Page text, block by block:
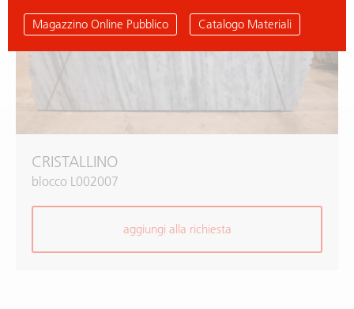
CRISTALLINO
blocco L002007
aggiungi alla richiesta
Magazzino Online Pubblico Catalogo Materiali